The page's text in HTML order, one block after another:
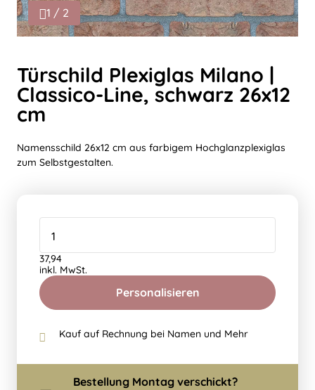
1 / 2
Türschild Plexiglas Milano |
Classico-Line, schwarz 26x12
cm
Namensschild 26x12 cm aus farbigem Hochglanzplexiglas
zum Selbstgestalten.
Personalisieren
37,94
inkl. MwSt.
Kauf auf Rechnung bei Namen und Mehr
Bestellung Montag verschickt?